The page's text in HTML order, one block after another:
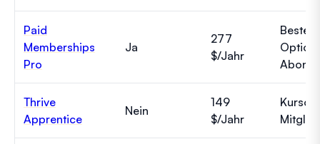
Paid
Memberships
Pro
Ja
277
$/Jahr
Beste
Option,
Thrive
Apprentice
Nein
149
$/Jahr